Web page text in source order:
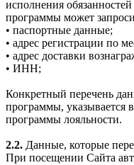
исполнения
программы может
• паспортные данные;
• адрес регистрации по
• адрес доставки
• ИНН;
Конкретный перечень
программы, указывается
программы лояльности.
2.2. Данные, которые
При посещении Сайта